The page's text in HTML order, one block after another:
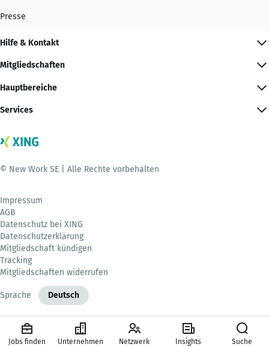
Presse
Hilfe & Kontakt
Mitgliedschaften
Hauptbereiche
Services
© New Work SE | Alle Rechte vorbehalten
Impressum
AGB
Datenschutz bei XING
Datenschutzerklärung
Mitgliedschaft kündigen
Tracking
Mitgliedschaften widerrufen
Sprache Deutsch
Jobs finden Unternehmen Netzwerk Insights Suche